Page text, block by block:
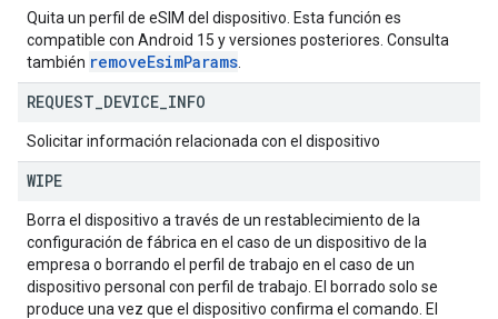
Quita un perfil de eSIM del dispositivo. Esta función es
compatible con Android 15 y versiones posteriores. Consulta
también removeEsimParams
REQUEST DEVICE INFO
Solicitar información relacionada con el dispositivo
WIPE
Borra el dispositivo a través de un restablecimiento de la
configuración de fábrica en el caso de un dispositivo de la
empresa o borrando el perfil de trabajo en el caso de un
dispositivo personal con perfil de trabajo. El borrado solo se
produce una vez que el dispositivo confirma el comando. El